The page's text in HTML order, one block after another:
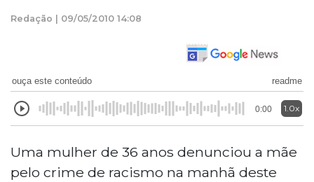
Redação | 09/05/2010 14:08
ouça este conteúdo readme
0:00 1.0x
Uma mulher de 36 anos denunciou a mãe
pelo crime de racismo na manhã deste